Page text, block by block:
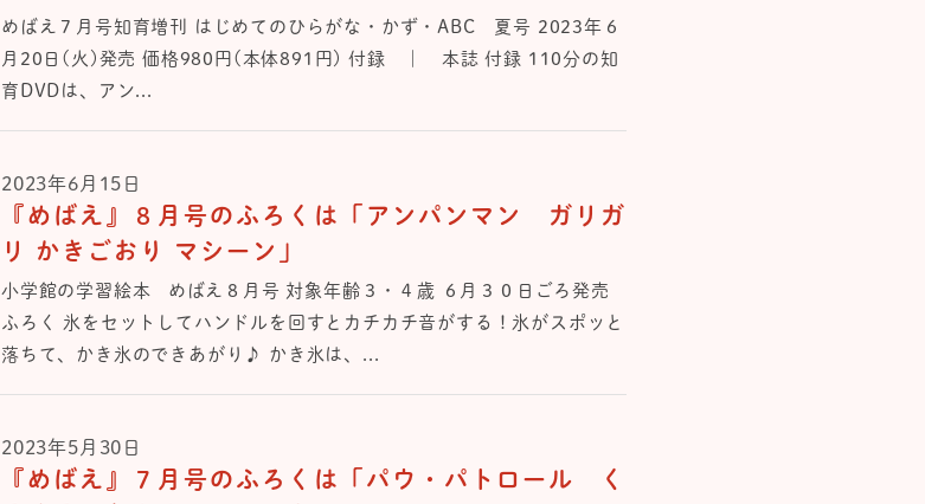
めばえ７月号知育増刊 はじめてのひらがな・かず・ABC 夏号 2023年６
月20日(火)発売 価格980円(本体891円) 付録 ｜ 本誌 付録 110分の知
育DVDは、アン...
2023年6月15日
『めばえ』８⽉号のふろくは「アンパンマン ガリガ
リ かきごおり マシーン」
小学館の学習絵本 めばえ８月号 対象年齢３・４歳 ６月３０日ごろ発売
ふろく 氷をセットしてハンドルを回すとカチカチ音がする！氷がスポッと
落ちて、かき氷のできあがり♪ かき氷は、...
2023年5月30日
『めばえ』７⽉号のふろくは「パウ・パトロール く